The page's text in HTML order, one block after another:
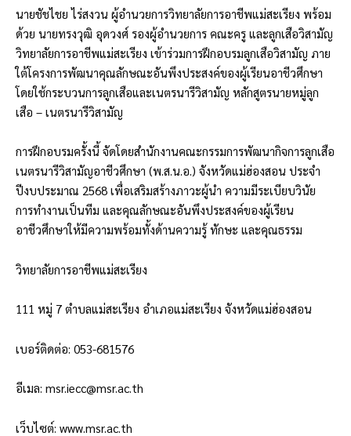
นายชัชไชย ไร่สงวน ผู้อำนวยการวิทยาลัยการอาชีพแม่สะเรียง พร้อม
ด้วย นายทรงวุฒิ อุดวงศ์ รองผู้อำนวยการ คณะครู และลูกเสือวิสามัญ
วิทยาลัยการอาชีพแม่สะเรียง เข้าร่วมการฝึกอบรมลูกเสือวิสามัญ ภาย
ใต้โครงการพัฒนาคุณลักษณะอันพึงประสงค์ของผู้เรียนอาชีวศึกษา
โดยใช้กระบวนการลูกเสือและเนตรนารีวิสามัญ หลักสูตรนายหมู่ลูก
เสือ – เนตรนารีวิสามัญ
การฝึกอบรมครั้งนี้ จัดโดยสำนักงานคณะกรรมการพัฒนากิจการลูกเสือ
เนตรนารีวิสามัญอาชีวศึกษา (พ.ส.น.อ.) จังหวัดแม่ฮ่องสอน ประจำ
ปีงบประมาณ 2568 เพื่อเสริมสร้างภาวะผู้นำ ความมีระเบียบวินัย
การทำงานเป็นทีม และคุณลักษณะอันพึงประสงค์ของผู้เรียน
อาชีวศึกษาให้มีความพร้อมทั้งด้านความรู้ ทักษะ และคุณธรรม
วิทยาลัยการอาชีพแม่สะเรียง
111 หมู่ 7 ตำบลแม่สะเรียง อำเภอแม่สะเรียง จังหวัดแม่ฮ่องสอน
เบอร์ติดต่อ: 053-681576
อีเมล: msr.iecc@msr.ac.th
เว็บไซต์: www.msr.ac.th